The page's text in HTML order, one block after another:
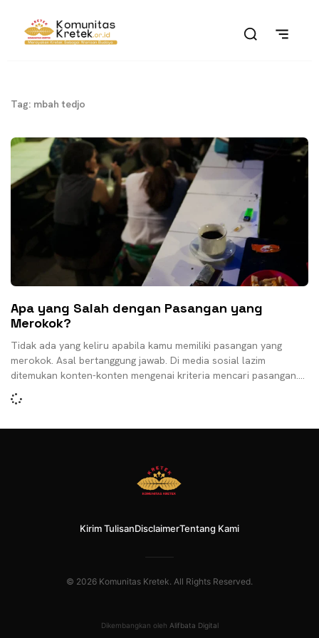
Tag: mbah tedjo
Apa yang Salah dengan Pasangan yang
Merokok?
Tidak ada yang keliru apabila kamu memiliki pasangan yang
merokok. Asal bertanggung jawab. Di media sosial lazim
ditemukan konten-konten mengenai kriteria mencari pasangan.
Salah satu
Kirim TulisanDisclaimerTentang Kami
© 2026 Komunitas Kretek. All Rights Reserved.
Dikembangkan oleh Alifbata Digital